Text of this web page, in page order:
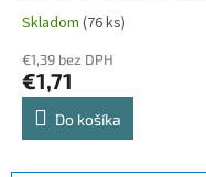
ks]
Skladom (76 ks)
€1,39 bez DPH
€1,71
Do košíka